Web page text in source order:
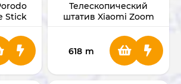
Stick
Телескопический
штатив Xiaomi Zoom
Ver.]
618 m